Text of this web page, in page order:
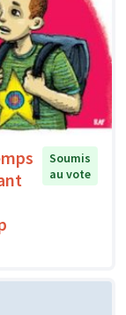
Soumis
au vote